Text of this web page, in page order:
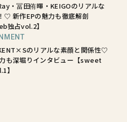
・冨田侑暉・KEIGOのリアルな
♡ 新作EPの魅力も徹底解剖
独占vol.2】
のリアルな素顔と関係性♡
も深堀りインタビュー【sweet
】